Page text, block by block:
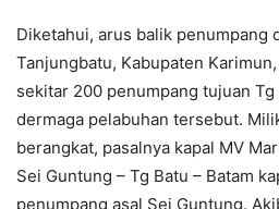
Diketahui, arus balik penumpang
Tanjungbatu, Kabupaten
sekitar 200 penumpang tujuan
dermaga pelabuhan tersebut.
berangkat, pasalnya kapal MV
Sei Guntung – Tg Batu – Batam
penumpang asal Sei Guntung.